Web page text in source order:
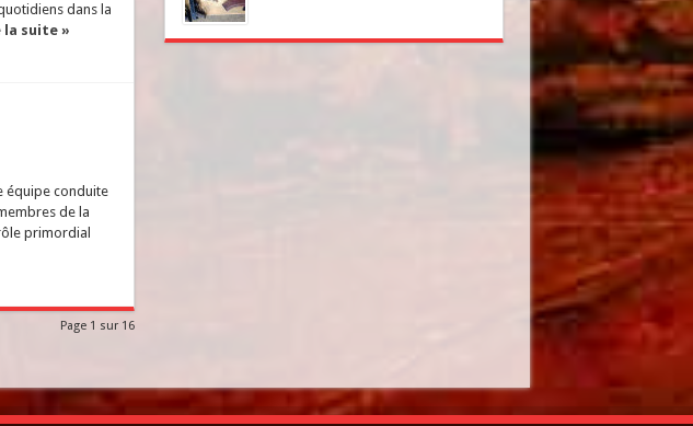
dans la
la suite »
équipe conduite
de la
primordial
Page 1 sur 16